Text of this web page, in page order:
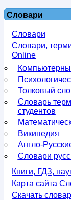
Словари
Словари
Словари,
Online
Толковый
Словарь
студентов
Википедия
Англо-
Словари
Книги, ГДЗ,
Карта сайта
Скачать